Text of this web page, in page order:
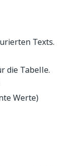
Texts.
die Tabelle.
Werte)